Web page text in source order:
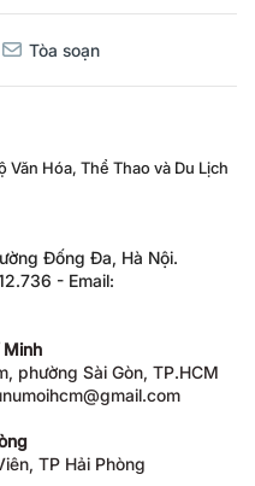
Tòa soạn
Văn Hóa, Thể Thao và Du Lịch
Đống Đa, Hà Nội.
- Email:
Minh
phường Sài Gòn, TP.HCM
TP Hải Phòng